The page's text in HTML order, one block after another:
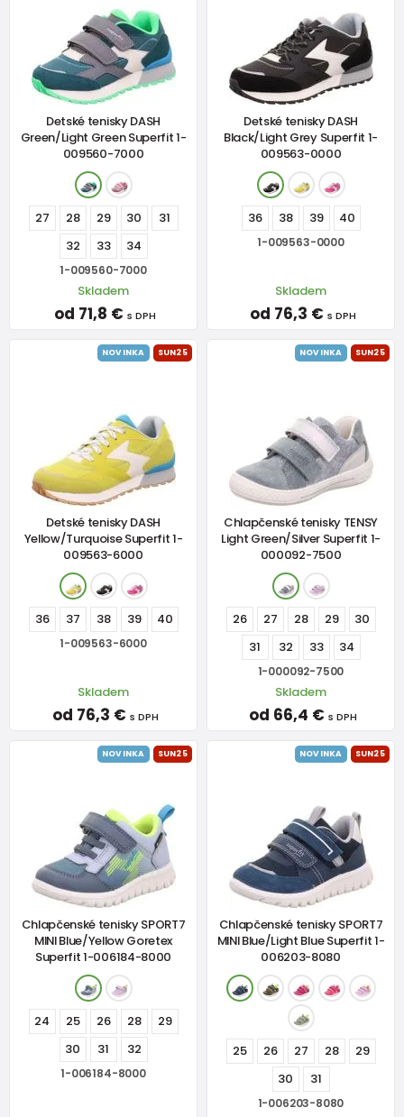
Detské tenisky DASH
Green/Light Green Superfit 1-
009560-7000
27 28 29 30
31
32
33 34
1-009560-7000
Skladem
od 71,8 € s DPH
Detské tenisky DASH
Black/Light Grey Superfit 1-
009563-0000
36 38 39 40
1-009563-0000
Skladem
od 76,3 € s DPH
NOVINKA SUN25
Detské tenisky DASH
Yellow/Turquoise Superfit 1-
009563-6000
36 37 38 39 40
1-009563-6000
Skladem
od 76,3 € s DPH
NOVINKA SUN25
Chlapčenské tenisky TENSY
Light Green/Silver Superfit 1-
000092-7500
26 27 28 29
30
31
32 33 34
1-000092-7500
Skladem
od 66,4 € s DPH
NOVINKA SUN25
Chlapčenské tenisky SPORT7
MINI Blue/Yellow Goretex
Superfit 1-006184-8000
24 25 26 28
29
30
31 32
1-006184-8000
NOVINKA SUN25
Chlapčenské tenisky SPORT7
MINI Blue/Light Blue Superfit 1-
006203-8080
25 26 27 28
29
30
31
1-006203-8080